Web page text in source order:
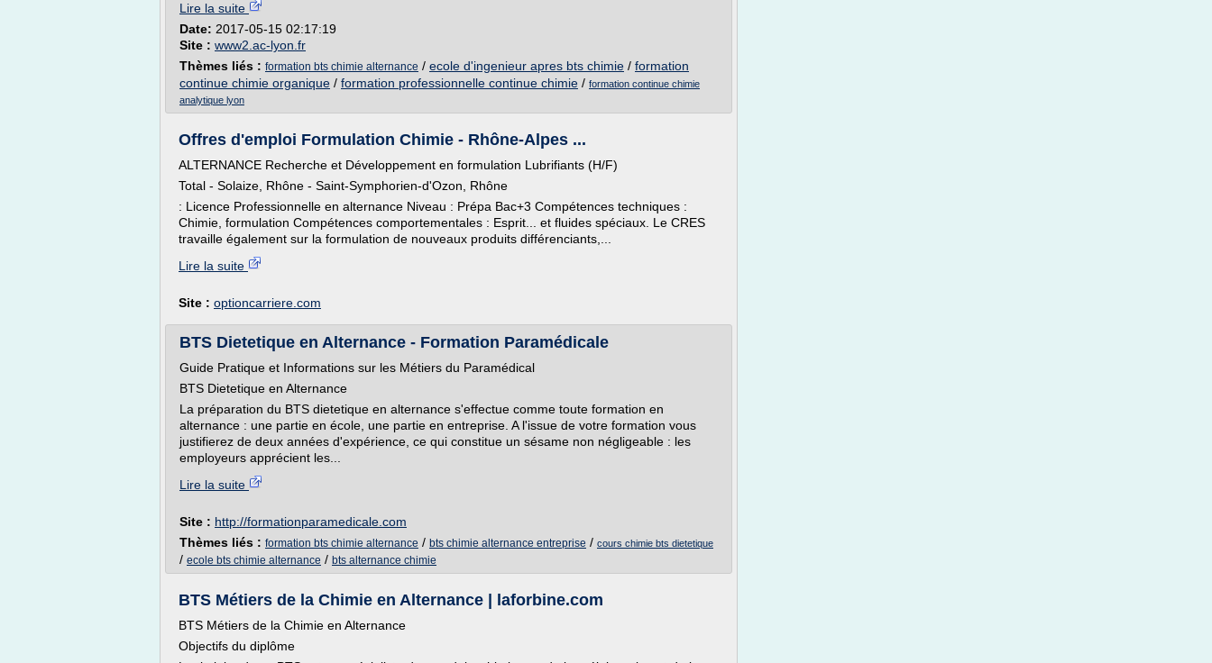
Lire la suite
Date: 2017-05-15 02:17:19
Site : www2.ac-lyon.fr
Thèmes liés : formation bts chimie alternance / ecole d'ingenieur apres bts chimie / formation
continue chimie organique / formation professionnelle continue chimie / formation continue chimie
analytique lyon
Offres d'emploi Formulation Chimie - Rhône-Alpes ...
ALTERNANCE Recherche et Développement en formulation Lubrifiants (H/F)
Total - Solaize, Rhône - Saint-Symphorien-d'Ozon, Rhône
: Licence Professionnelle en alternance Niveau : Prépa Bac+3 Compétences techniques :
Chimie, formulation Compétences comportementales : Esprit... et fluides spéciaux. Le CRES
travaille également sur la formulation de nouveaux produits différenciants,...
Lire la suite
Site : optioncarriere.com
BTS Dietetique en Alternance - Formation Paramédicale
Guide Pratique et Informations sur les Métiers du Paramédical
BTS Dietetique en Alternance
La préparation du BTS dietetique en alternance s'effectue comme toute formation en
alternance : une partie en école, une partie en entreprise. A l'issue de votre formation vous
justifierez de deux années d'expérience, ce qui constitue un sésame non négligeable : les
employeurs apprécient les...
Lire la suite
Site : http://formationparamedicale.com
Thèmes liés : formation bts chimie alternance / bts chimie alternance entreprise / cours chimie bts dietetique
/ ecole bts chimie alternance / bts alternance chimie
BTS Métiers de la Chimie en Alternance | laforbine.com
BTS Métiers de la Chimie en Alternance
Objectifs du diplôme